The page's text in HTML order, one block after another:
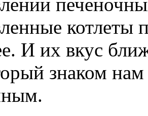
И их вкус
знаком